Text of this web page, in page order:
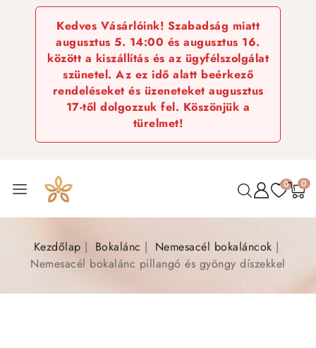
Kedves Vásárlóink! Szabadság miatt
augusztus 5. 14:00 és augusztus 16.
között a kiszállítás és az ügyfélszolgálat
szünetel. Az ez idő alatt beérkező
rendeléseket és üzeneteket augusztus
17-től dolgozzuk fel. Köszönjük a
türelmet!
0 0
Kezdőlap Bokalánc
Nemesacél bokaláncok
Nemesacél bokalánc pillangó és gyöngy díszekkel